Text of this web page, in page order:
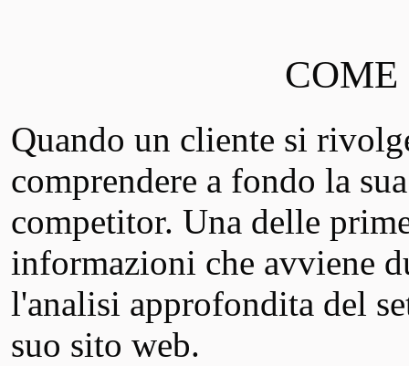
COME
Quando un cliente si
comprendere a fondo la
competitor. Una delle
informazioni che avviene
l'analisi approfondita del
suo sito web.